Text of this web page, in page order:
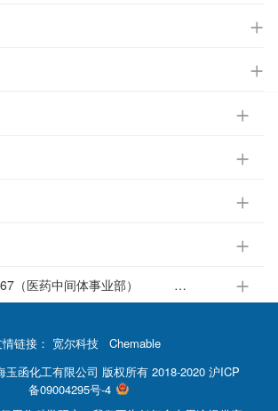
（医药中间体事业部）
链接： 宽尔科技
Chemable
函化工有限公司 版权所有 2018-2020 沪ICP
备09004295号-4